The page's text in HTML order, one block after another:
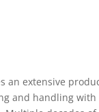
an extensive
and handling